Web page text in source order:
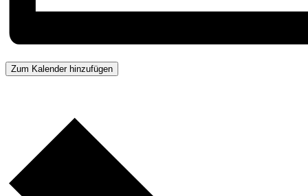
Zum Kalender hinzufügen